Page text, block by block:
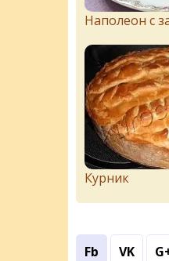
Наполеон с
Курник
Fb VK